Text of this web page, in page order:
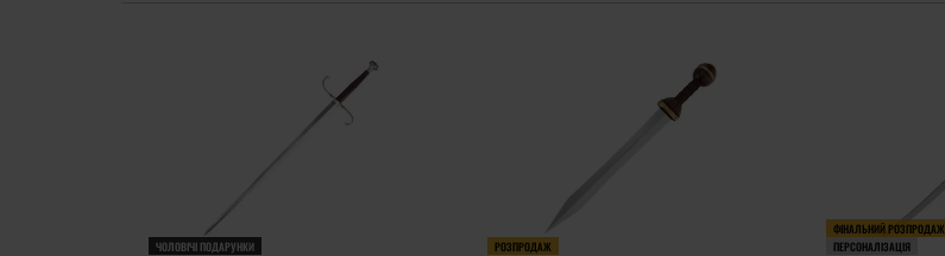
ЧОЛОВІЧІ ПОДАРУНКИ РОЗПРОДАЖ
ФІНАЛЬНИЙ РОЗПРОДАЖ
ПЕРСОНАЛІЗАЦІЯ